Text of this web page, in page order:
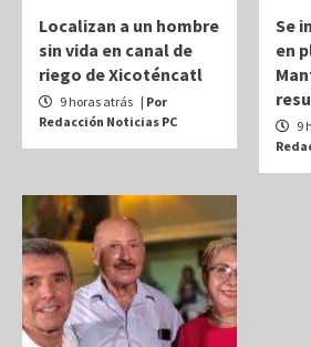
Localizan a un hombre
sin vida en canal de
riego de Xicoténcatl
9 horas atrás | Por
Redacción Noticias PC
Se
en
9